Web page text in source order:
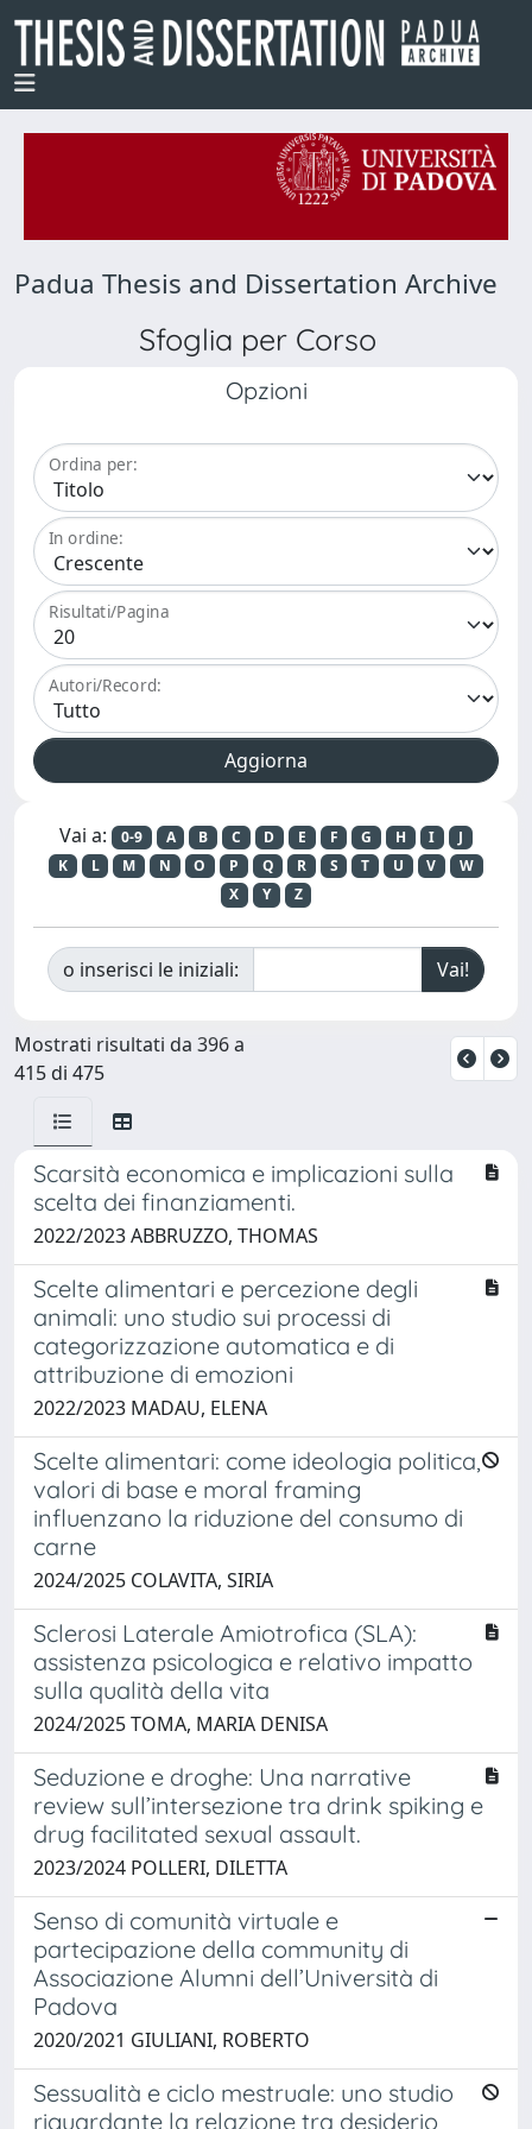
Padua Thesis and Dissertation Archive
Sfoglia per Corso
Opzioni
Ordina per:
In ordine:
Risultati/Pagina
Autori/Record:
Vai a: 0-9 A B C D E F G H I
J
K
L M N O P Q R S T U V
W
X
Y Z
o inserisci le iniziali:
Mostrati risultati da 396 a
415 di 475
Scarsità economica e implicazioni sulla
scelta dei finanziamenti.
2022/2023 ABBRUZZO, THOMAS
Scelte alimentari e percezione degli
animali: uno studio sui processi di
categorizzazione automatica e di
attribuzione di emozioni
2022/2023 MADAU, ELENA
Scelte alimentari: come ideologia politica,
valori di base e moral framing
influenzano la riduzione del consumo di
carne
2024/2025 COLAVITA, SIRIA
Sclerosi Laterale Amiotrofica (SLA):
assistenza psicologica e relativo impatto
sulla qualità della vita
2024/2025 TOMA, MARIA DENISA
Seduzione e droghe: Una narrative
review sull’intersezione tra drink spiking e
drug facilitated sexual assault.
2023/2024 POLLERI, DILETTA
Senso di comunità virtuale e
partecipazione della community di
Associazione Alumni dell’Università di
Padova
2020/2021 GIULIANI, ROBERTO
Sessualità e ciclo mestruale: uno studio
riguardante la relazione tra desiderio